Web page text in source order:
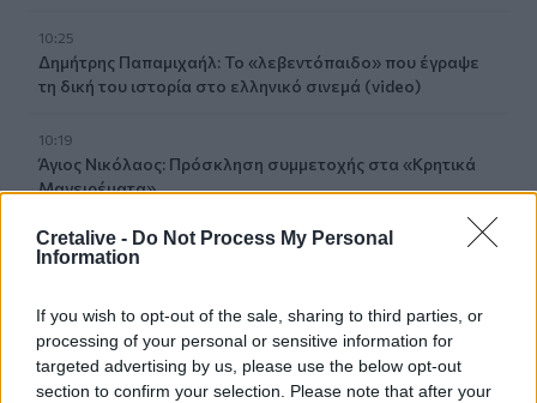
Cretalive - Do Not Process My Personal
Information
If you wish to opt-out of the sale, sharing to third parties, or
processing of your personal or sensitive information for
targeted advertising by us, please use the below opt-out
section to confirm your selection. Please note that after your
10:25
Δημήτρης Παπαμιχαήλ: Το «λεβεντόπαιδο» που έγραψε
τη δική του ιστορία στο ελληνικό σινεμά (video)
10:19
Άγιος Νικόλαος: Πρόσκληση συμμετοχής στα «Κρητικά
Μαγειρέματα»
10:12
Λάρισα: Μάχη στη ΜΕΘ για τον 43χρονο που έπεσε από
10:05
Στο επίκεντρο τα ζητήματα των στρατιωτικών του
Ηρακλείου – Συνάντηση με τον Κωνσταντίνο